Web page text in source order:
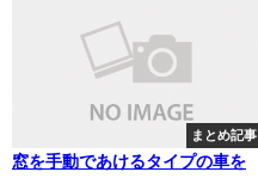
まとめ記事
窓を手動であけるタイプの車を